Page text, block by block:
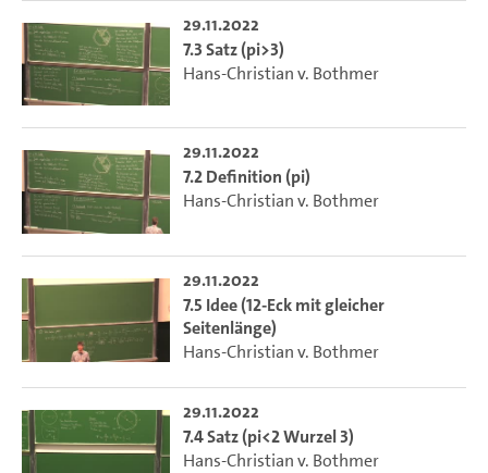
29.11.2022
7.3 Satz (pi>3)
Hans-Christian v. Bothmer
29.11.2022
7.2 Definition (pi)
Hans-Christian v. Bothmer
29.11.2022
7.5 Idee (12-Eck mit gleicher
Seitenlänge)
Hans-Christian v. Bothmer
29.11.2022
7.4 Satz (pi<2 Wurzel 3)
Hans-Christian v. Bothmer